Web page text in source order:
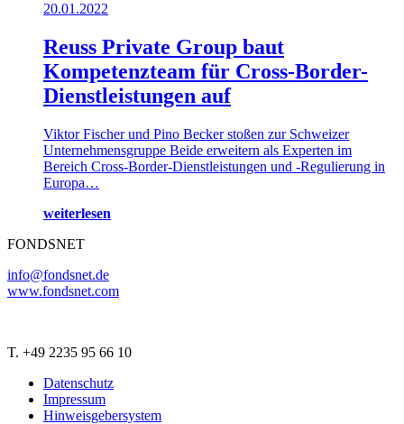
20.01.2022
Reuss Private Group baut
Kompetenzteam für Cross-Border-
Dienstleistungen auf
Viktor Fischer und Pino Becker stoßen zur Schweizer
Unternehmensgruppe Beide erweitern als Experten im
Bereich Cross-Border-Dienstleistungen und -Regulierung in
Europa…
weiterlesen
FONDSNET
info@fondsnet.de
www.fondsnet.com
T. +49 2235 95 66 10
Datenschutz
Impressum
Hinweisgebersystem